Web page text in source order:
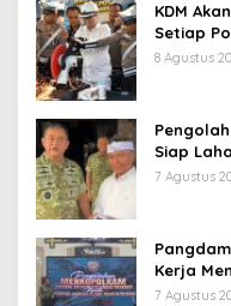
KDM
Setiap
8 Agustus
Siap
Jawa
7 Agustus
Kerja
7 Agustus